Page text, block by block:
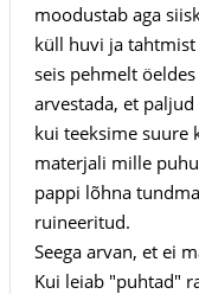
moodustab aga
küll huvi ja
seis pehmelt
arvestada, et
kui teeksime suure
materjali mille
pappi lõhna
ruineeritud.
Seega arvan, et ei
Kui leiab "puhtad"